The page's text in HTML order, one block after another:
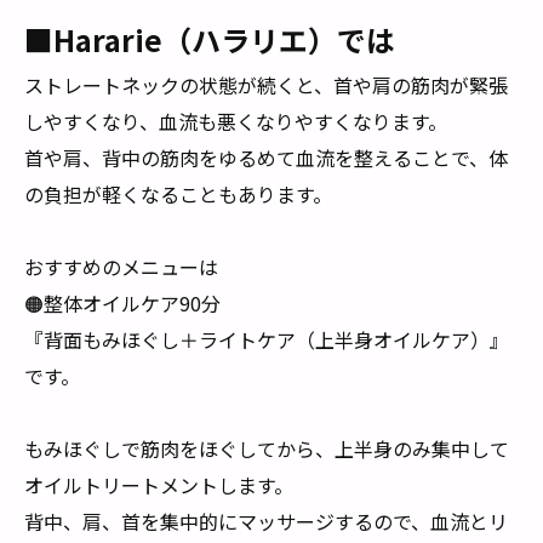
■Hararie（ハラリエ）では
ストレートネックの状態が続くと、首や肩の筋肉が緊張
しやすくなり、血流も悪くなりやすくなります。
首や肩、背中の筋肉をゆるめて血流を整えることで、体
の負担が軽くなることもあります。
おすすめのメニューは
🟠整体オイルケア90分
『背面もみほぐし＋ライトケア（上半身オイルケア）』
です。
もみほぐしで筋肉をほぐしてから、上半身のみ集中して
オイルトリートメントします。
背中、肩、首を集中的にマッサージするので、血流とリ